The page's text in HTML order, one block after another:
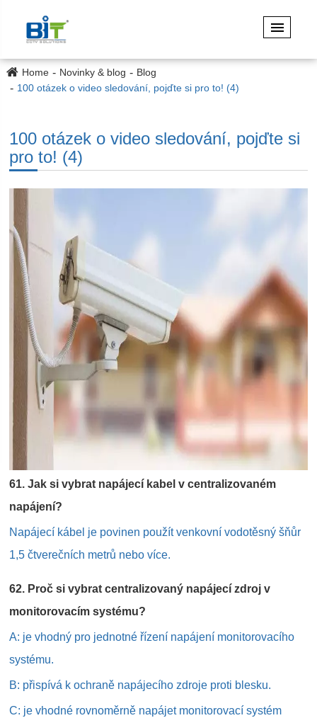
Home Novinky & blog
Blog
100 otázek o video sledování, pojďte si pro to! (4)
100 otázek o video sledování, pojďte si
pro to! (4)
61. Jak si vybrat napájecí kabel v centralizovaném
napájení?
Napájecí kábel je povinen použít venkovní vodotěsný šňůr
1,5 čtverečních metrů nebo více.
62. Proč si vybrat centralizovaný napájecí zdroj v
monitorovacím systému?
A: je vhodný pro jednotné řízení napájení monitorovacího
systému.
B: přispívá k ochraně napájecího zdroje proti blesku.
C: je vhodné rovnoměrně napájet monitorovací systém